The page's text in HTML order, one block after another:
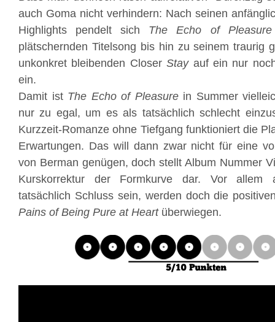
auch Goma nicht verhindern: Nach seinen
Highlights pendelt sich The Echo of Pleasure
plätschernden Titelsong bis hin zu seinem traurig
unkonkret bleibenden CloserStayauf ein nur
ein.
Damit ist The Echo of Pleasurein Summer
nur zu egal, um es als tatsächlich schlecht
Kurzzeit-Romanze ohne Tiefgang funktioniert die
Erwartungen. Das will dann zwar nicht für eine
von Berman genügen, doch stellt Album Nummer
Kurskorrektur der Formkurve dar. Vor allem
tatsächlich Schluss sein, werden doch die
Pains of Being Pure at Heartüberwiegen.